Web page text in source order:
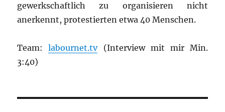
gewerkschaftlich zu organisieren nicht
anerkennt, protestierten etwa 40 Menschen.
Team:labournet.tv(Interview mit mir Min.
3:40)